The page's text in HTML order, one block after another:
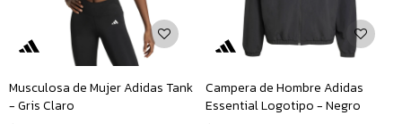
Musculosa de Mujer Adidas Tank
- Gris Claro
Campera de Hombre Adidas
Essential Logotipo - Negro